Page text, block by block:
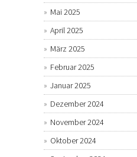
Mai 2025
April 2025
März 2025
Februar 2025
Januar 2025
Dezember 2024
November 2024
Oktober 2024